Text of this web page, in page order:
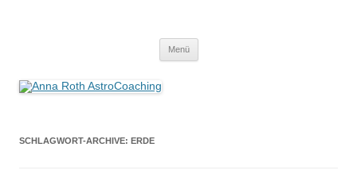
Menü
SCHLAGWORT-ARCHIVE: ERDE